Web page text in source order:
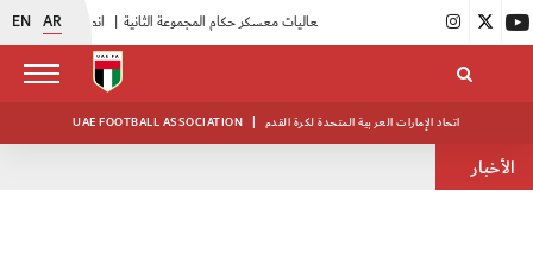
EN AR |
UAE FOOTBALL ASSOCIATION | اتحاد الإمارات العربية المتحدة لكرة القدم
الأخبار